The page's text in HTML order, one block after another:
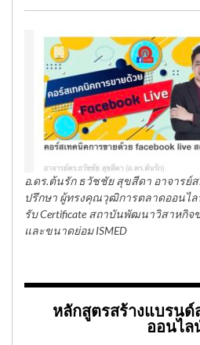
อ.ดร.ต้นรัก ธวัชชัย สุขสีดา อาจารย์
ปรึกษา ผู้ทรงคุณวุฒิการตลาดออนไล
รับ Certificate สถาบันพัฒนาวิสาหกิจ
และขนาดย่อม ISMED
หลักสูตรสร้างแบรน
ออนไล